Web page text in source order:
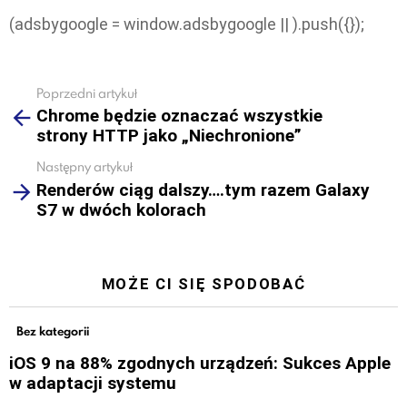
(adsbygoogle = window.adsbygoogle || ).push({});
more
Poprzedni artykuł
Chrome będzie oznaczać wszystkie
strony HTTP jako „Niechronione”
Następny artykuł
Renderów ciąg dalszy….tym razem Galaxy
S7 w dwóch kolorach
MOŻE CI SIĘ SPODOBAĆ
Bez kategorii
iOS 9 na 88% zgodnych urządzeń: Sukces Apple
w adaptacji systemu